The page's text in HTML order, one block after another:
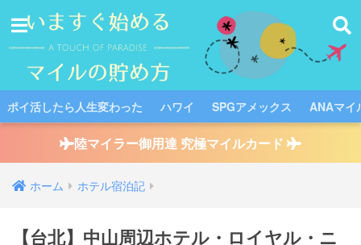
ポイ活したら人生変わった ハワイ SPGアメックス ANAマイ
陸マイラー御用達 究極マイルカード
ホーム ホテル宿泊記
【台北】中山周辺ホテル・ロイヤル・ニ